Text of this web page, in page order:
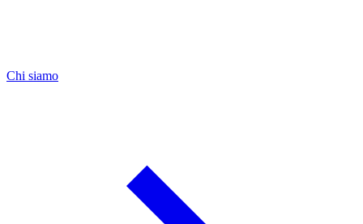
Chi siamo